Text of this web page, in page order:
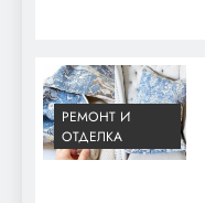
РЕМОНТ И
ОТДЕЛКА